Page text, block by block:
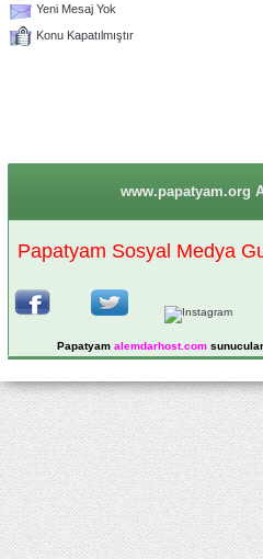
Yeni Mesaj Yok
Konu Kapatılmıştır
www.papatyam.org
Papatyam Sosyal Medya
Papatyam alemdarhost.com